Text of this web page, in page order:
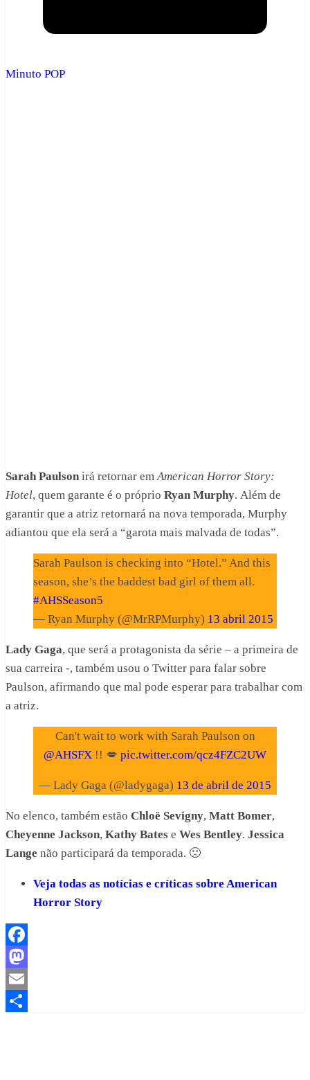
Minuto POP
Sarah Paulson irá retornar emAmerican Horror Story:
Hotel, quem garante é o próprio Ryan Murphy. Além de
garantir que a atriz retornará na nova temporada, Murphy
adiantou que ela será a “garota mais malvada de todas”.
Sarah Paulson is checking into “Hotel.” And this
season, she’s the baddest bad girl of them all.
#AHSSeason5
— Ryan Murphy (@MrRPMurphy) 13 abril 2015
Lady Gaga, que será a protagonista da série – a primeira de
sua carreira -, também usou o Twitter para falar sobre
Paulson, afirmando que mal pode esperar para trabalhar com
a atriz.
Can't wait to work with Sarah Paulson on
@AHSFX !! 💋 pic.twitter.com/qcz4FZC2UW
— Lady Gaga (@ladygaga) 13 de abril de 2015
No elenco, também estão Chloë Sevigny, Matt Bomer,
Cheyenne Jackson, Kathy Bates e Wes Bentley. Jessica
Lange não participará da temporada. 🙁
Veja todas as notícias e críticas sobre American
Horror Story
Facebook
Mastodon
Email